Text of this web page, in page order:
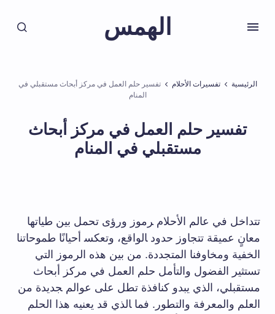
الهمس
الرئيسية تفسيرات الأحلام
تفسير حلم العمل في مركز أبحاث مستقبلي في
المنام
تفسير حلم العمل في مركز أبحاث
مستقبلي في المنام
تتداخل في عالم الأحلام ‍رموز ورؤى ⁢تحمل بين طياتها
معانٍ ⁤عميقة تتجاوز حدود ‍الواقع، وتعكس‍ أحيانًا ⁤طموحاتنا
​الخفية ومخاوفنا⁣ المتجددة. من ​بين هذه الرموز التي
تستثير الفضول والتأمل حلم العمل في مركز أبحاث
مستقبلي،‌ الذي ‌يبدو كنافذة تطل على عوالم ‍جديدة من
العلم والمعرفة والتطور. فما ‍الذي قد‌ يعنيه هذا الحلم